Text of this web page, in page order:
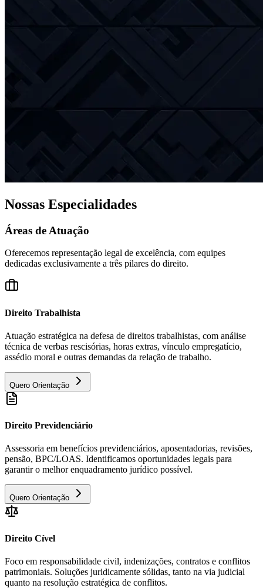
Nossas Especialidades
Áreas de Atuação
Oferecemos representação legal de excelência, com equipes
dedicadas exclusivamente a três pilares do direito.
Direito Trabalhista
Atuação estratégica na defesa de direitos trabalhistas, com análise
técnica de verbas rescisórias, horas extras, vínculo empregatício,
assédio moral e outras demandas da relação de trabalho.
Quero Orientação
Direito Previdenciário
Assessoria em benefícios previdenciários, aposentadorias, revisões,
pensão, BPC/LOAS. Identificamos oportunidades legais para
garantir o melhor enquadramento jurídico possível.
Quero Orientação
Direito Cível
Foco em responsabilidade civil, indenizações, contratos e conflitos
patrimoniais. Soluções juridicamente sólidas, tanto na via judicial
quanto na resolução estratégica de conflitos.